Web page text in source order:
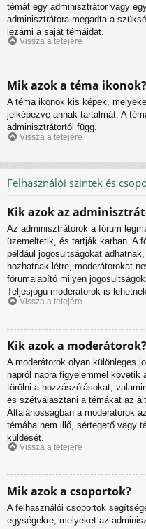
témát egy adminisztrátor vagy
adminisztrátora megadta a
lezárni a saját témáidat.
Vissza a tetejére
Mik azok a téma ikonok?
A téma ikonok kis képek,
jelképezve annak tartalmát. A
adminisztrátortól függ.
Vissza a tetejére
Felhasználói szintek és
Kik azok az
Az adminisztrátorok a fórum
üzemeltetik, és tartják karban. A
például jogosultságokat
hozhatnak létre, moderátorokat
fórumalapító milyen
Teljesjogú moderátorok is
Vissza a tetejére
Kik azok a moderátorok?
A moderátorok olyan különleges
napról napra figyelemmel követik
törölni a hozzászólásokat,
és szétválasztani a témákat az
Általánosságban a moderátorok
témába nem illő, sértegető vagy
küldését.
Vissza a tetejére
Mik azok a csoportok?
A felhasználói csoportok
egységekre, melyeket az